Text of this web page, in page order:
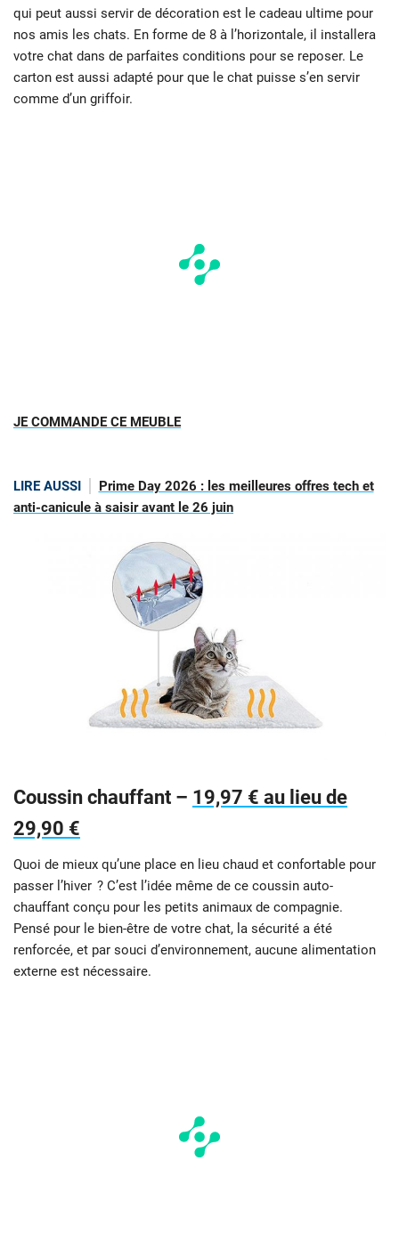
qui peut aussi servir de décoration est le cadeau ultime pour
nos amis les chats. En forme de 8 à l’horizontale, il installera
votre chat dans de parfaites conditions pour se reposer. Le
carton est aussi adapté pour que le chat puisse s’en servir
comme d’un griffoir.
JE COMMANDE CE MEUBLE
LIRE AUSSI
Prime Day 2026 : les meilleures offres tech et
anti-canicule à saisir avant le 26 juin
Coussin chauffant – 19,97 € au lieu de
29,90 €
Quoi de mieux qu’une place en lieu chaud et confortable pour
passer l’hiver ? C’est l’idée même de ce coussin auto-
chauffant conçu pour les petits animaux de compagnie.
Pensé pour le bien-être de votre chat, la sécurité a été
renforcée, et par souci d’environnement, aucune alimentation
externe est nécessaire.